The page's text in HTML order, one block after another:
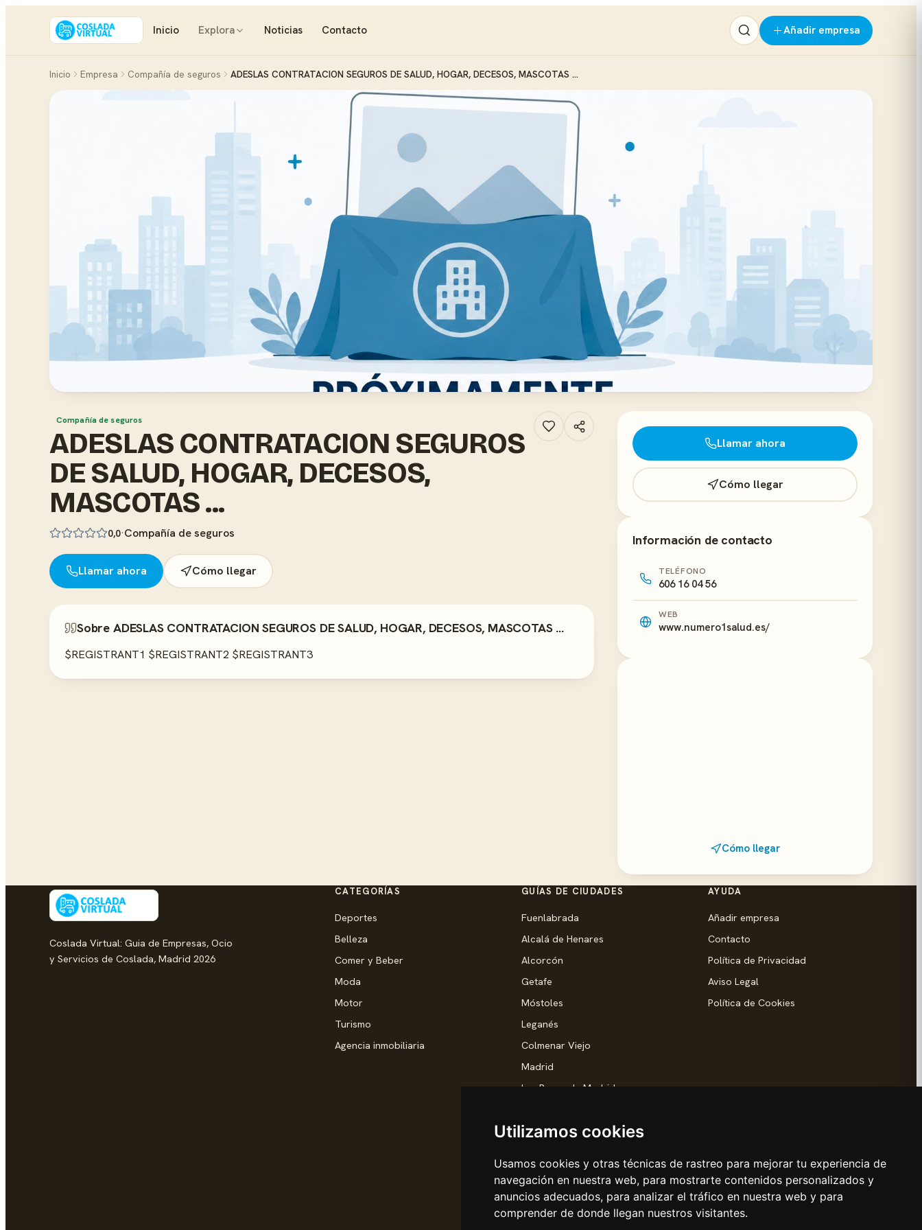
Utilizamos cookies
Usamos cookies y otras técnicas de rastreo para mejorar tu experiencia de
navegación en nuestra web, para mostrarte contenidos personalizados y
anuncios adecuados, para analizar el tráfico en nuestra web y para
comprender de donde llegan nuestros visitantes.
Inicio Explora Noticias Contacto Añadir empresa
Inicio Empresa Compañía de seguros ADESLAS CONTRATACION SEGUROS DE SALUD, HOGAR, DECESOS, MASCOTAS ...
Compañía de seguros
ADESLAS CONTRATACION SEGUROS
DE SALUD, HOGAR, DECESOS,
MASCOTAS ...
0,0·Compañía de seguros
Llamar ahora Cómo llegar
Sobre ADESLAS CONTRATACION SEGUROS DE SALUD, HOGAR, DECESOS, MASCOTAS ...
$REGISTRANT1 $REGISTRANT2 $REGISTRANT3
Llamar ahora
Cómo llegar
Información de contacto
TELÉFONO
606 16 04 56
WEB
www.numero1salud.es/
Cómo llegar
Coslada Virtual: Guia de Empresas, Ocio
y Servicios de Coslada, Madrid 2026
CATEGORÍAS
Deportes
Belleza
Comer y Beber
Moda
Motor
Turismo
Agencia inmobiliaria
GUÍAS DE CIUDADES
Fuenlabrada
Alcalá de Henares
Alcorcón
Getafe
Móstoles
Leganés
Colmenar Viejo
Madrid
Las Rozas de Madrid
Pozuelo de Alarcón
Valdemoro
San Sebastián de los Reyes
Alcobendas
AYUDA
Añadir empresa
Contacto
Política de Privacidad
Aviso Legal
Política de Cookies